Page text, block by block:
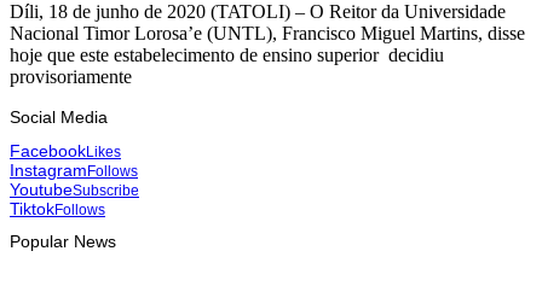
Díli, 18 de junho de 2020 (TATOLI) – O Reitor da Universidade
Nacional Timor Lorosa’e (UNTL), Francisco Miguel Martins, disse
hoje que este estabelecimento de ensino superior decidiu
provisoriamente
Social Media
FacebookLikes
InstagramFollows
YoutubeSubscribe
TiktokFollows
Popular News